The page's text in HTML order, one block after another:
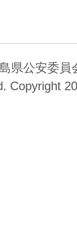
県公安委員
Copyright